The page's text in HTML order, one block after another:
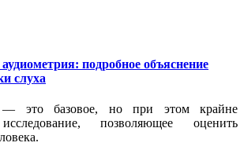
подробное объяснение
слуха
— это базовое, но при этом крайне
позволяющее оценить